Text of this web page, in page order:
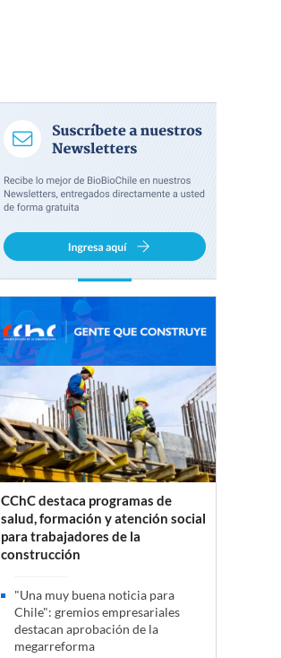
CChC destaca programas de
salud, formación y atención social
para trabajadores de la
construcción
"Una muy buena noticia para
Chile": gremios empresariales
destacan aprobación de la
megarreforma